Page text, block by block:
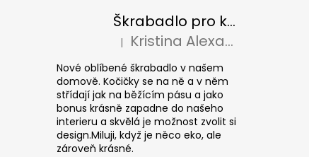
Škrabadlo pro kočky CUBE Colour
Hodnocení produktu je 5 z 5 hvězdiček.
| Kristina Alexandrová
Nové oblíbené škrabadlo v našem
domově. Kočičky se na ně a v něm
střídají jak na běžícím pásu a jako
bonus krásně zapadne do našeho
interieru a skvělá je možnost zvolit si
design.Miluji, když je něco eko, ale
zároveň krásné.